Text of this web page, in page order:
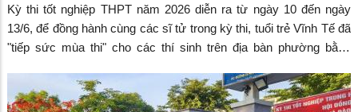
Kỳ thi tốt nghiệp THPT năm 2026 diễn ra từ ngày 10 đến ngày
13/6, để đồng hành cùng các sĩ tử trong kỳ thi, tuổi trẻ Vĩnh Tế đã
"tiếp sức mùa thi" cho các thí sinh trên địa bàn phường bằng
bước vào kỳ thi.